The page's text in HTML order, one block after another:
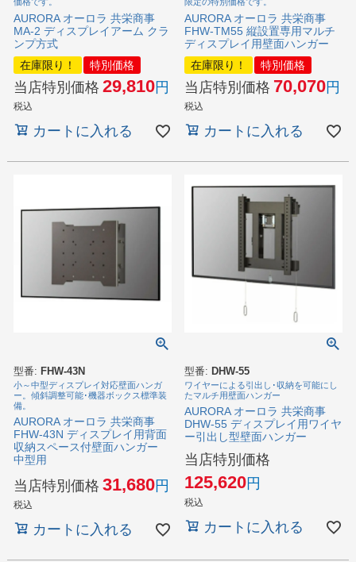
AURORA オーロラ 共栄商事
MA-2 ディスプレイアーム クラ
ンプ方式
在庫限り！
特別価格
当店特別価格 29,810
税込
カートに入れる
AURORA オーロラ 共栄商事
FHW-TM55 縦設置専用マルチ
ディスプレイ用壁面ハンガー
在庫限り！
特別価格
当店特別価格 70,070
税込
カートに入れる
型番: FHW-43N
小～中型ディスプレイ対応壁面ハンガ
ー。傾斜調整可能･機器ボックス標準装
備。
AURORA オーロラ 共栄商事
FHW-43N ディスプレイ用背面
収納スペース付壁面ハンガー
中型用
当店特別価格 31,680
税込
カートに入れる
型番: DHW-55
ワイヤーによる引出し･収納を可能にし
たマルチ用壁面ハンガー
AURORA オーロラ 共栄商事
DHW-55 ディスプレイ用ワイヤ
ー引出し型壁面ハンガー
当店特別価格
125,620
税込
カートに入れる